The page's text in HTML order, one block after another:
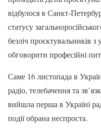
відбулося в Санкт-
статусу
безліч проєктувальників з
обговорити професійні
Саме 16 листопада в
радіо, телебачення та
вийшла перша в Україні
події обрана неспроста.